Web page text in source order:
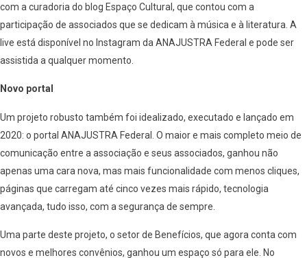
com a curadoria do blog Espaço Cultural, que contou com a
participação de associados que se dedicam à música e à literatura. A
live está disponível no Instagram da ANAJUSTRA Federal e pode ser
assistida a qualquer momento.
Novo portal
Um projeto robusto também foi idealizado, executado e lançado em
2020: o portal ANAJUSTRA Federal. O maior e mais completo meio de
comunicação entre a associação e seus associados, ganhou não
apenas uma cara nova, mas mais funcionalidade com menos cliques,
páginas que carregam até cinco vezes mais rápido, tecnologia
avançada, tudo isso, com a segurança de sempre.
Uma parte deste projeto, o setor de Benefícios, que agora conta com
novos e melhores convênios, ganhou um espaço só para ele. No